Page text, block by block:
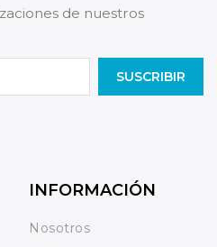
de nuestros
SUSCRIBIR
INFORMACIÓN
Nosotros